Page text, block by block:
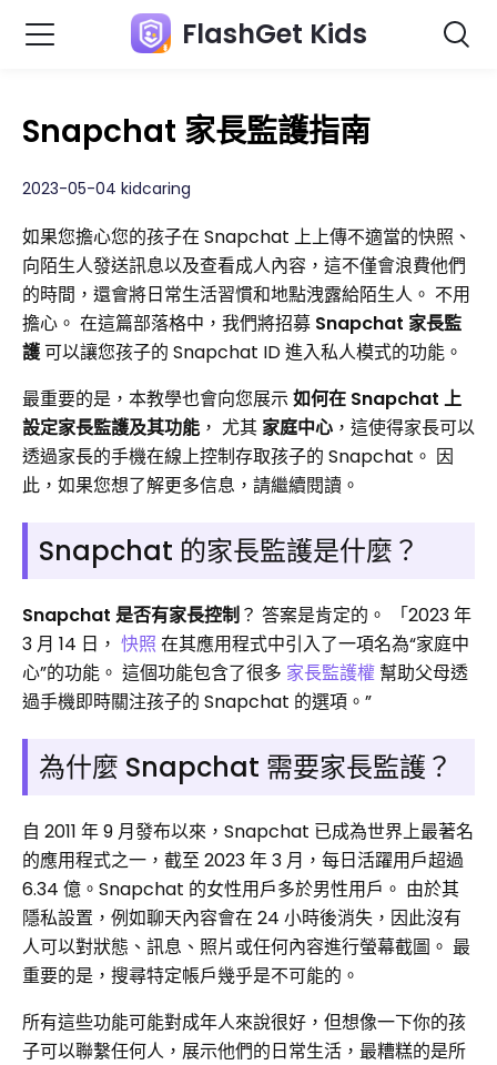
FlashGet Kids
Snapchat 家長監護指南
2023-05-04 kidcaring
如果您擔心您的孩子在 Snapchat 上上傳不適當的快照、
向陌生人發送訊息以及查看成人內容，這不僅會浪費他們
的時間，還會將日常生活習慣和地點洩露給陌生人。 不用
擔心。 在這篇部落格中，我們將招募 Snapchat 家長監
護可以讓您孩子的 Snapchat ID 進入私人模式的功能。
最重要的是，本教學也會向您展示 如何在 Snapchat 上
設定家長監護及其功能 ， 尤其 家庭中心 ，這使得家長可以
透過家長的手機在線上控制存取孩子的 Snapchat。 因
此，如果您想了解更多信息，請繼續閱讀。
Snapchat 的家長監護是什麼？
Snapchat 是否有家長控制 ？ 答案是肯定的。 「2023 年
3 月 14 日， 快照 在其應用程式中引入了一項名為“家庭中
心”的功能。 這個功能包含了很多 家長監護權 幫助父母透
過手機即時關注孩子的 Snapchat 的選項。”
為什麼 Snapchat 需要家長監護？
自 2011 年 9 月發布以來，Snapchat 已成為世界上最著名
的應用程式之一，截至 2023 年 3 月，每日活躍用戶超過
6.34 億。Snapchat 的女性用戶多於男性用戶。 由於其
隱私設置，例如聊天內容會在 24 小時後消失，因此沒有
人可以對狀態、訊息、照片或任何內容進行螢幕截圖。 最
重要的是，搜尋特定帳戶幾乎是不可能的。
所有這些功能可能對成年人來說很好，但想像一下你的孩
子可以聯繫任何人，展示他們的日常生活，最糟糕的是所